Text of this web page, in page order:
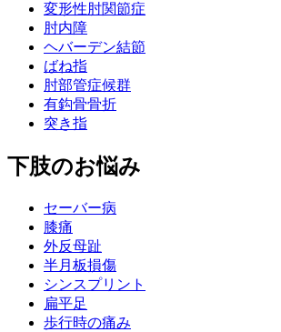
変形性肘関節症
肘内障
ヘバーデン結節
ばね指
肘部管症候群
有鈎骨骨折
突き指
下肢のお悩み
セーバー病
膝痛
外反母趾
半月板損傷
シンスプリント
扁平足
歩行時の痛み